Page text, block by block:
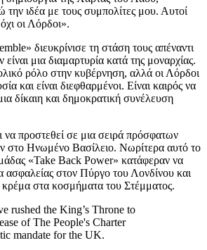
την ιδέα με τους συμπολίτες μου. Αυτοί
οι Λόρδοι».
διευκρίνισε τη στάση τους απέναντι
μια διαμαρτυρία κατά της μοναρχίας.
ρόλο στην κυβέρνηση, αλλά οι Λόρδοι
και είναι διεφθαρμένοι. Είναι καιρός να
δίκαιη και δημοκρατική συνέλευση
να προστεθεί σε μια σειρά πρόσφατων
στο Ηνωμένο Βασίλειο. Νωρίτερα αυτό το
«Take Back Power» κατάφεραν να
στον Πύργο του Λονδίνου και
κρέμα στα κοσμήματα του Στέμματος.
rushed the King’s Throne to
of The People's Charter
mandate for the UK.